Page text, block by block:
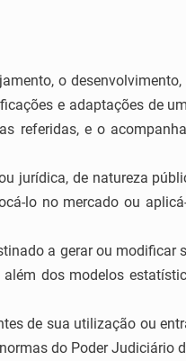
o
e adaptações de
referidas, e o
jurídica, de natureza
lo no mercado ou
a gerar ou modificar
dos modelos
de sua utilização ou
do Poder Judiciário